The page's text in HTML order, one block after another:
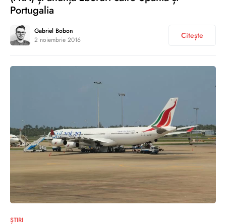
Portugalia
Gabriel Bobon
2 noiembrie 2016
Citește
ȘTIRI